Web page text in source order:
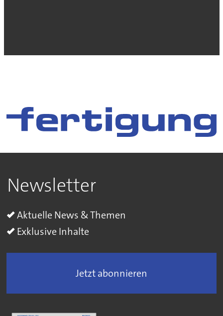
Newsletter
Aktuelle News & Themen
Exklusive Inhalte
Jetzt abonnieren